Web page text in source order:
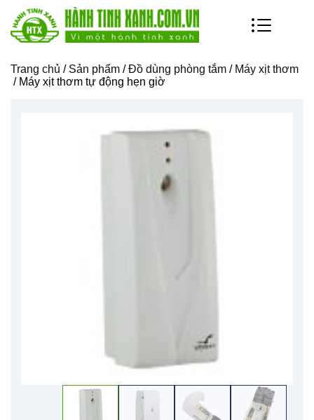
Trang chủ / Sản phẩm /Đồ dùng phòng tắm / Máy xịt thơm
/ Máy xịt thơm tự động hẹn giờ